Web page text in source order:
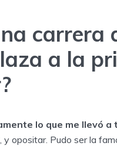
carrera
a la
lo que me llevó
opositar. Pudo ser la